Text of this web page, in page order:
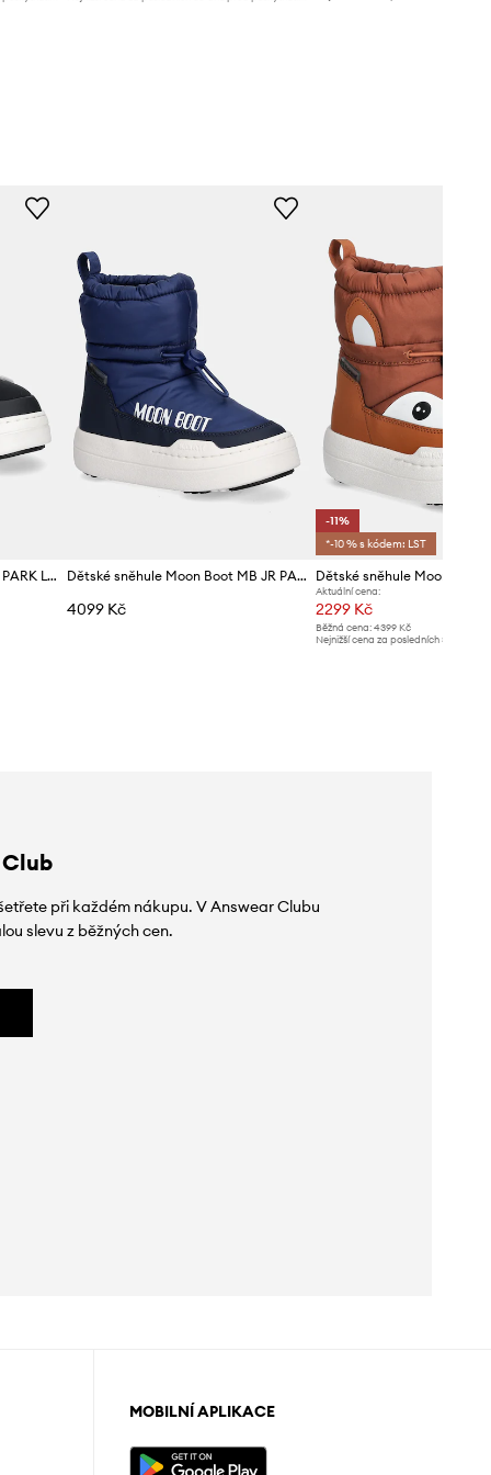
Zimní boty Moon Boot MB JR PARK LOW LACE Dětské sněhule Moon Boot MB JR PARK TUBE MID WP
4099 Kč
-11%
*-10 % s kódem: LST
Aktuální cena:
2299 Kč
Běžná cena: 4399 Kč
Nejnižší cena za posledních 30 dnů
při každém nákupu. V Answear Clubu
slevu z běžných cen.
MOBILNÍ APLIKACE